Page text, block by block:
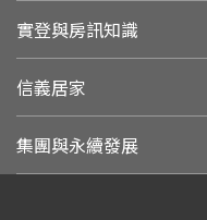
實登與房訊知識
信義居家
集團與永續發展